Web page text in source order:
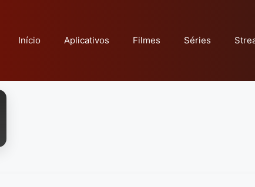
Início Aplicativos Filmes Séries